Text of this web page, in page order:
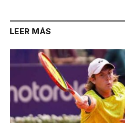
LEER MÁS